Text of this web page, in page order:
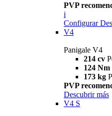
PVP
i
Configurar
V4
Panigale V4
214 cv
124 Nm
173 kg
PVP
Descubrir más
V4 S